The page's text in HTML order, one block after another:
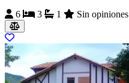
6
3 1 Sin opiniones